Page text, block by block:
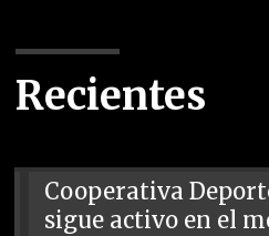
Recientes
Cooperativa
sigue activo en el